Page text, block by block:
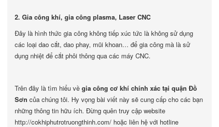
2. Gia công khí, gia công plasma, Laser CNC
Đây là hình thức gia công không tiếp xúc tức là không sử dụng
các loại dao cắt, dao phay, mũi khoan… để gia công mà là sử
dụng nhiệt để cắt phôi thông qua các máy CNC.
Trên đây là tìm hiểu về gia công cơ khí chính xác tại quận Đồ
Sơn của chúng tôi. Hy vọng bài viết này sẽ cung cấp cho các bạn
những thông tin hữu ích. Đừng quên truy cập website
http://cokhiphutrotruongthinh.com/ hoặc liên hệ với hotline